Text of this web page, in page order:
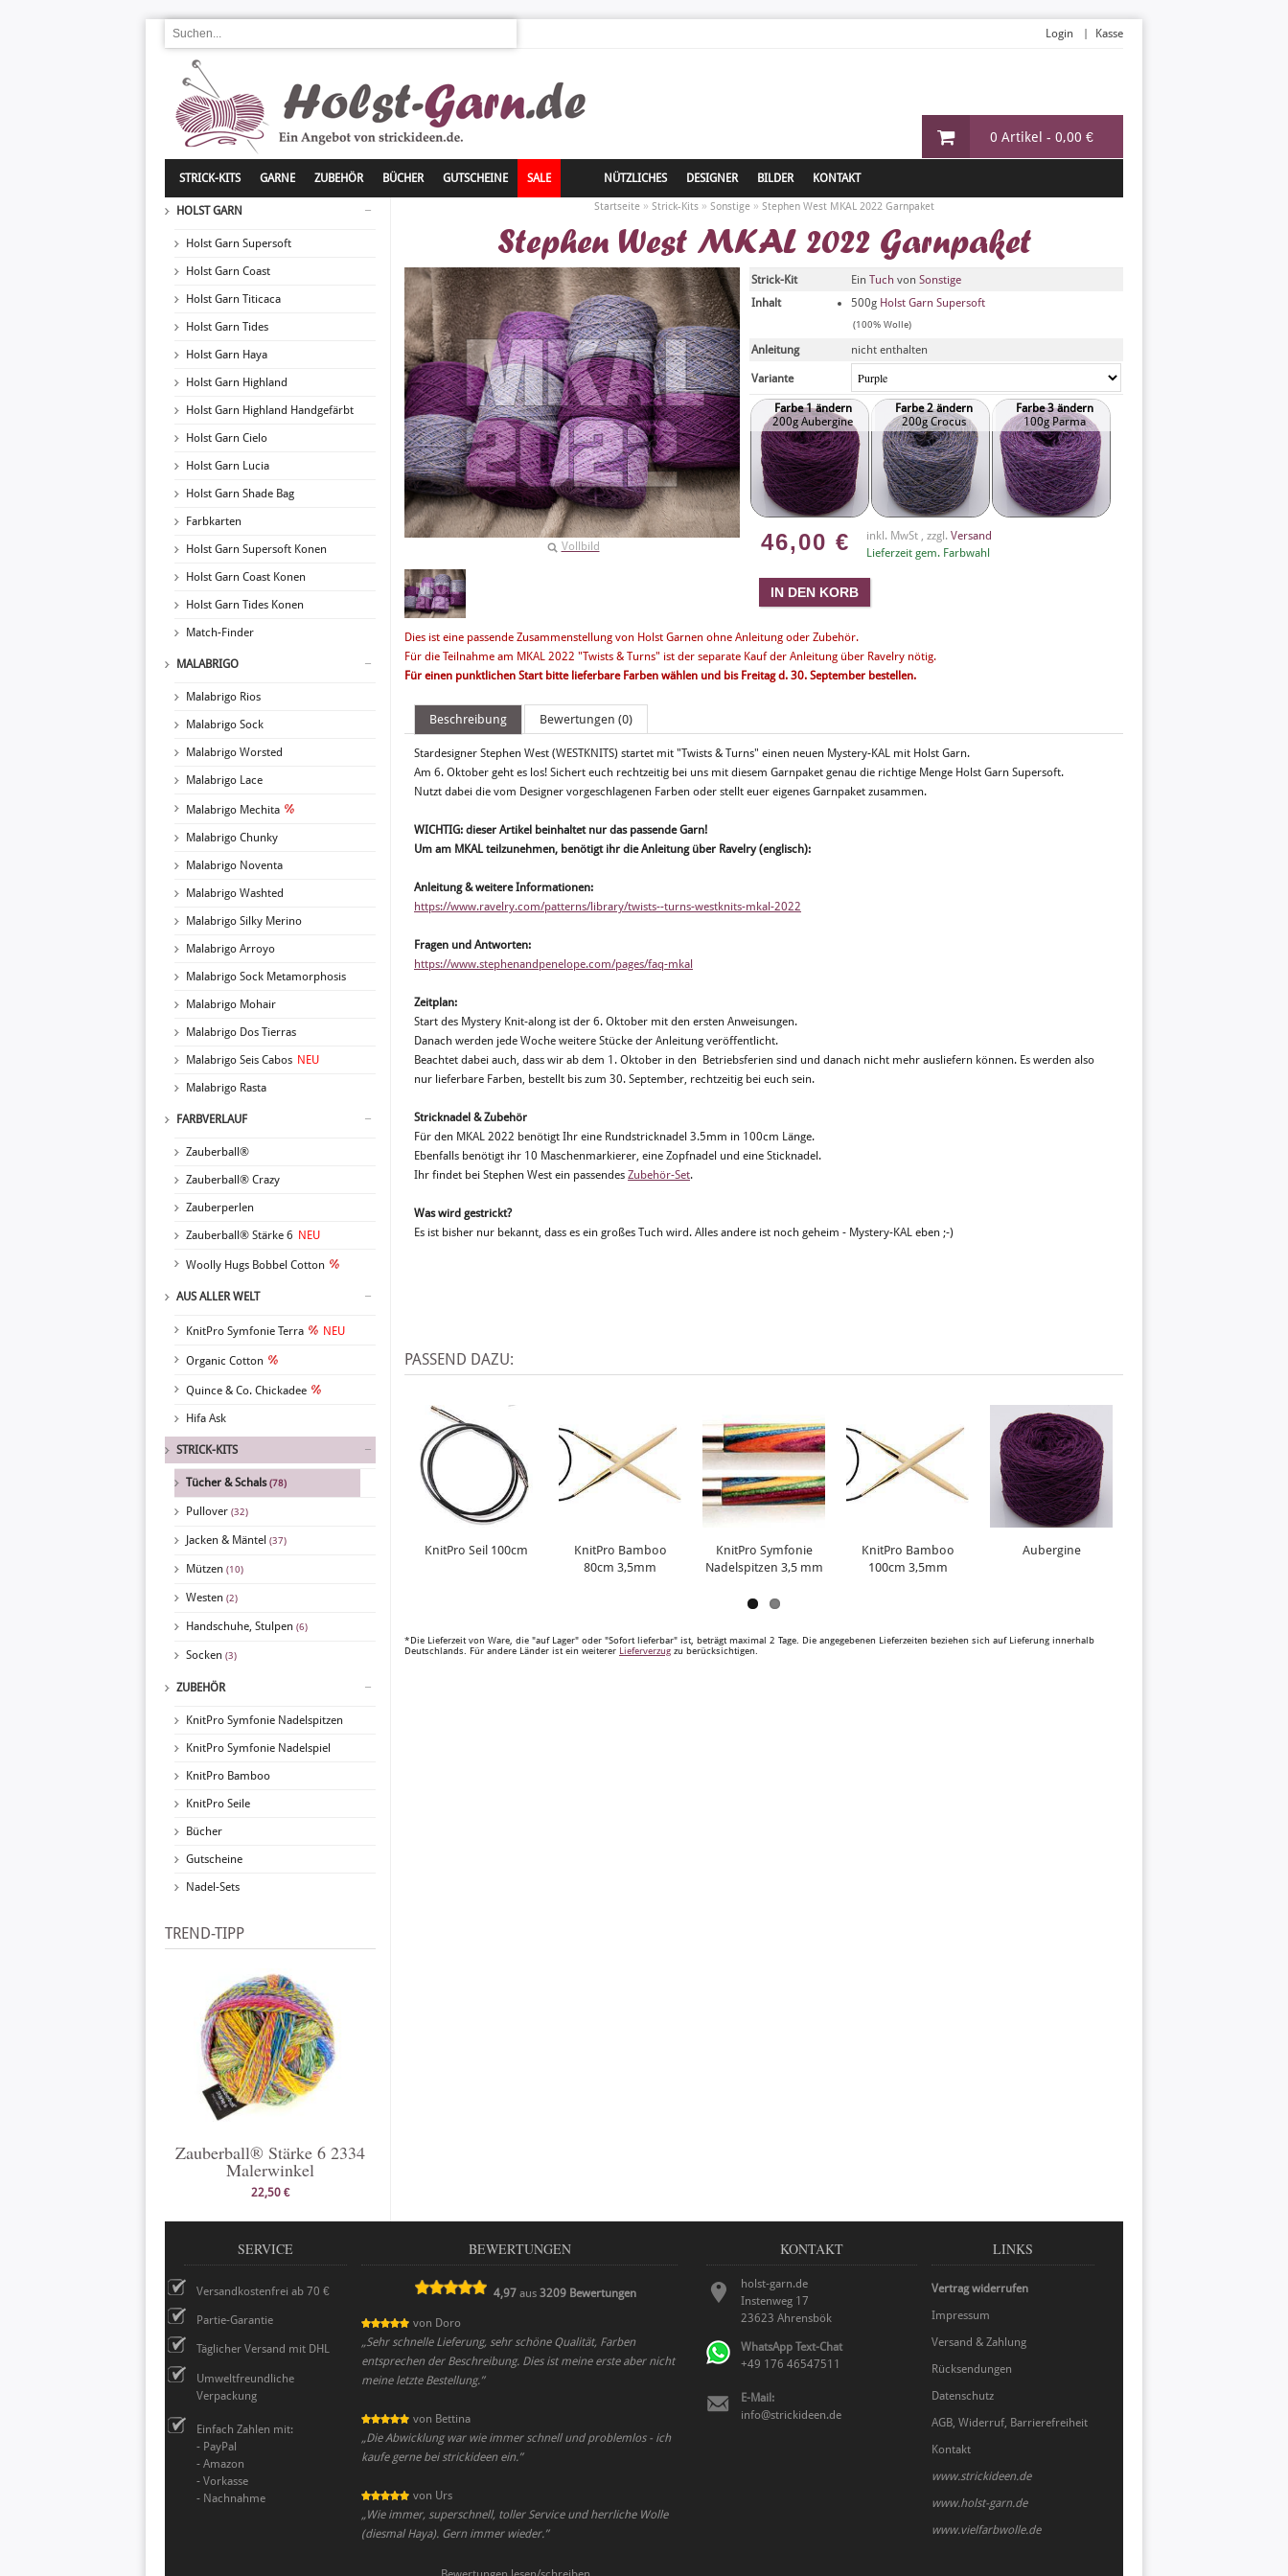
0 Artikel - 0,00 €
Login Kasse
STRICK-KITS GARNE ZUBEHÖR BÜCHER GUTSCHEINE SALE NÜTZLICHES DESIGNER BILDER KONTAKT
HOLST GARN
Holst Garn Supersoft
Holst Garn Coast
Holst Garn Titicaca
Holst Garn Tides
Holst Garn Haya
Holst Garn Highland
Holst Garn Highland Handgefärbt
Holst Garn Cielo
Holst Garn Lucia
Holst Garn Shade Bag
Farbkarten
Holst Garn Supersoft Konen
Holst Garn Coast Konen
Holst Garn Tides Konen
Match-Finder
MALABRIGO
Malabrigo Rios
Malabrigo Sock
Malabrigo Worsted
Malabrigo Lace
Malabrigo Mechita
Malabrigo Chunky
Malabrigo Noventa
Malabrigo Washted
Malabrigo Silky Merino
Malabrigo Arroyo
Malabrigo Sock Metamorphosis
Malabrigo Mohair
Malabrigo Dos Tierras
Malabrigo Seis Cabos NEU
Malabrigo Rasta
FARBVERLAUF
Zauberball®
Zauberball® Crazy
Zauberperlen
Zauberball® Stärke 6 NEU
Woolly Hugs Bobbel Cotton
AUS ALLER WELT
KnitPro Symfonie Terra NEU
Organic Cotton
Quince & Co. Chickadee
Hifa Ask
STRICK-KITS
Tücher & Schals(78)
Pullover (32)
Jacken & Mäntel (37)
Mützen (10)
Westen (2)
Handschuhe, Stulpen (6)
Socken (3)
ZUBEHÖR
KnitPro Symfonie Nadelspitzen
KnitPro Symfonie Nadelspiel
KnitPro Bamboo
KnitPro Seile
Bücher
Gutscheine
Nadel-Sets
TREND-TIPP
Zauberball® Stärke 6 2334
Malerwinkel
22,50 €
Startseite» Strick-Kits» Sonstige» Stephen West MKAL 2022 Garnpaket
Stephen West MKAL 2022 Garnpaket
Vollbild
Strick-Kit Ein Tuch von Sonstige
Inhalt
500g Holst Garn Supersoft
(100% Wolle)
Anleitung nicht enthalten
Variante
Farbe 1 ändern
200g Aubergine
Farbe 2 ändern
200g Crocus
Farbe 3 ändern
100g Parma
46,00 € inkl. MwSt , zzgl. Versand
Lieferzeit gem. Farbwahl
Dies ist eine passende Zusammenstellung von Holst Garnen ohne Anleitung oder Zubehör.
Für die Teilnahme am MKAL 2022 "Twists & Turns" ist der separate Kauf der Anleitung über Ravelry nötig.
Für einen punktlichen Start bitte lieferbare Farben wählen und bis Freitag d. 30. September bestellen.
Beschreibung Bewertungen (0)
Stardesigner Stephen West (WESTKNITS) startet mit "Twists & Turns" einen neuen Mystery-KAL mit Holst Garn.
Am 6. Oktober geht es los! Sichert euch rechtzeitig bei uns mit diesem Garnpaket genau die richtige Menge Holst Garn Supersoft.
Nutzt dabei die vom Designer vorgeschlagenen Farben oder stellt euer eigenes Garnpaket zusammen.
WICHTIG: dieser Artikel beinhaltet nur das passende Garn!
Um am MKAL teilzunehmen, benötigt ihr die Anleitung über Ravelry (englisch):
Anleitung & weitere Informationen:
https://www.ravelry.com/patterns/library/twists--turns-westknits-mkal-2022
Fragen und Antworten:
https://www.stephenandpenelope.com/pages/faq-mkal
Zeitplan:
Start des Mystery Knit-along ist der 6. Oktober mit den ersten Anweisungen.
Danach werden jede Woche weitere Stücke der Anleitung veröffentlicht.
Beachtet dabei auch, dass wir ab dem 1. Oktober in den Betriebsferien sind und danach nicht mehr ausliefern können. Es werden also
nur lieferbare Farben, bestellt bis zum 30. September, rechtzeitig bei euch sein.
Stricknadel & Zubehör
Für den MKAL 2022 benötigt Ihr eine Rundstricknadel 3.5mm in 100cm Länge.
Ebenfalls benötigt ihr 10 Maschenmarkierer, eine Zopfnadel und eine Sticknadel.
Ihr findet bei Stephen West ein passendes Zubehör-Set.
Was wird gestrickt?
Es ist bisher nur bekannt, dass es ein großes Tuch wird. Alles andere ist noch geheim - Mystery-KAL eben ;-)
PASSEND DAZU:
KnitPro Seil 100cm
KnitPro Bamboo
80cm 3,5mm
KnitPro Symfonie
Nadelspitzen 3,5 mm
KnitPro Bamboo
100cm 3,5mm
Aubergine
*Die Lieferzeit von Ware, die "auf Lager" oder "Sofort lieferbar" ist, beträgt maximal 2 Tage. Die angegebenen Lieferzeiten beziehen sich auf Lieferung innerhalb
Deutschlands. Für andere Länder ist ein weiterer Lieferverzug zu berücksichtigen.
SERVICE
Versandkostenfrei ab 70 €
Partie-Garantie
Täglicher Versand mit DHL
Umweltfreundliche
Verpackung
Einfach Zahlen mit:
- PayPal
- Amazon
- Vorkasse
- Nachnahme
BEWERTUNGEN
4,97 aus3209 Bewertungen
von Doro
„Sehr schnelle Lieferung, sehr schöne Qualität, Farben
entsprechen der Beschreibung. Dies ist meine erste aber nicht
meine letzte Bestellung.”
von Bettina
„Die Abwicklung war wie immer schnell und problemlos - ich
kaufe gerne bei strickideen ein.”
von Urs
„Wie immer, superschnell, toller Service und herrliche Wolle
(diesmal Haya). Gern immer wieder.”
KONTAKT
holst-garn.de
Instenweg 17
23623 Ahrensbök
WhatsApp Text-Chat
+49 176 46547511
E-Mail:
info@strickideen.de
LINKS
Vertrag widerrufen
Impressum
Versand & Zahlung
Rücksendungen
Datenschutz
AGB, Widerruf, Barrierefreiheit
Kontakt
www.strickideen.de
www.holst-garn.de
www.vielfarbwolle.de